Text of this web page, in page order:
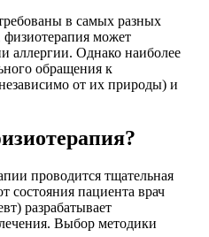
в самых разных
может
аллергии. Однако наиболее
обращения к
от их природы) и
проводится тщательная
состояния пациента врач
разрабатывает
Выбор методики